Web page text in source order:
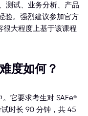
测试、业务分析、产品
验。强烈建议参加官方
很大程度上基于该课程
度如何？
它要求考生对 SAFe®
时长 90 分钟，共 45